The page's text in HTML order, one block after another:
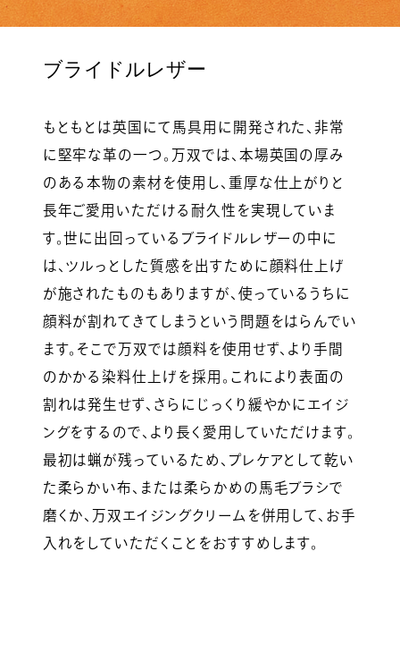
ブライドルレザー
もともとは英国にて馬具用に開発された、非常
に堅牢な革の一つ。万双では、本場英国の厚み
のある本物の素材を使用し、重厚な仕上がりと
長年ご愛用いただける耐久性を実現していま
す。世に出回っているブライドルレザーの中に
は、ツルっとした質感を出すために顔料仕上げ
が施されたものもありますが、使っているうちに
顔料が割れてきてしまうという問題をはらんでい
ます。そこで万双では顔料を使用せず、より手間
のかかる染料仕上げを採用。これにより表面の
割れは発生せず、さらにじっくり緩やかにエイジ
ングをするので、より長く愛用していただけます。
最初は蝋が残っているため、プレケアとして乾い
た柔らかい布、または柔らかめの馬毛ブラシで
磨くか、万双エイジングクリームを併用して、お手
入れをしていただくことをおすすめします。